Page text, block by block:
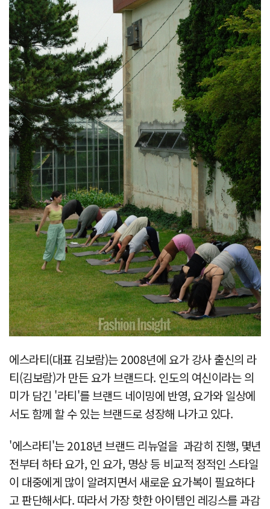
에스라티(대표 김보람)는 2008년에 요가 강사 출신의 라
티(김보람)가 만든 요가 브랜드다. 인도의 여신이라는 의
미가 담긴 '라티'를 브랜드 네이밍에 반영, 요가와 일상에
서도 함께 할 수 있는 브랜드로 성장해 나가고 있다.
'에스라티'는 2018년 브랜드 리뉴얼을 과감히 진행, 몇년
전부터 하타 요가, 인 요가, 명상 등 비교적 정적인 스타일
이 대중에게 많이 알려지면서 새로운 요가복이 필요하다
고 판단해서다. 따라서 가장 핫한 아이템인 레깅스를 과감